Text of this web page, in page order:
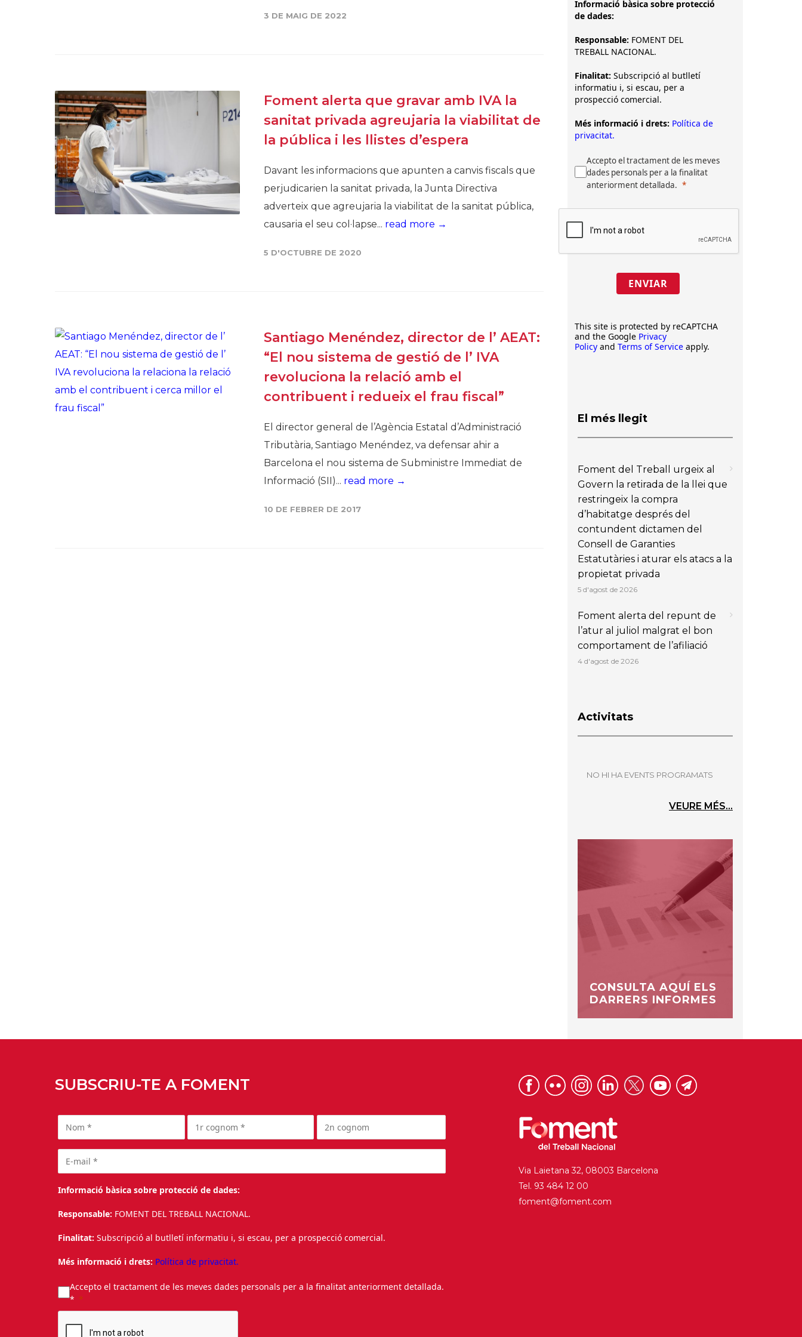
3 DE MAIG DE 2022
Foment alerta que gravar amb IVA la
sanitat privada agreujaria la viabilitat de
la pública i les llistes d’espera
Davant les informacions que apunten a canvis fiscals que
perjudicarien la sanitat privada, la Junta Directiva
adverteix que agreujaria la viabilitat de la sanitat pública,
causaria el seu col·lapse... read more →
5 D'OCTUBRE DE 2020
Santiago Menéndez, director de l’ AEAT:
“El nou sistema de gestió de l’ IVA
revoluciona la relació amb el
contribuent i redueix el frau fiscal”
El director general de l’Agència Estatal d’Administració
Tributària, Santiago Menéndez, va defensar ahir a
Barcelona el nou sistema de Subministre Immediat de
Informació (SII)... read more →
10 DE FEBRER DE 2017
Informació bàsica sobre protecció
de dades:
Responsable: FOMENT DEL
TREBALL NACIONAL.
Finalitat: Subscripció al butlletí
informatiu i, si escau, per a
prospecció comercial.
Més informació i drets: Política de
privacitat.
Accepto el tractament de les meves
dades personals per a la finalitat
anteriorment detallada.
ENVIAR
This site is protected by reCAPTCHA
and the Google Privacy
Policy and Terms of Service apply.
El més llegit
Foment del Treball urgeix al
Govern la retirada de la llei que
restringeix la compra
d’habitatge després del
contundent dictamen del
Consell de Garanties
Estatutàries i aturar els atacs a la
propietat privada
5 d'agost de 2026
Foment alerta del repunt de
l’atur al juliol malgrat el bon
comportament de l’afiliació
4 d'agost de 2026
Activitats
NO HI HA EVENTS PROGRAMATS
VEURE MÉS...
CONSULTA AQUÍ ELS
DARRERS INFORMES
SUBSCRIU-TE A FOMENT
Informació bàsica sobre protecció de dades:
Responsable: FOMENT DEL TREBALL NACIONAL.
Finalitat: Subscripció al butlletí informatiu i, si escau, per a prospecció comercial.
Més informació i drets: Política de privacitat.
Accepto el tractament de les meves dades personals per a la finalitat anteriorment detallada.
*
Via Laietana 32, 08003 Barcelona
Tel. 93 484 12 00
foment@foment.com